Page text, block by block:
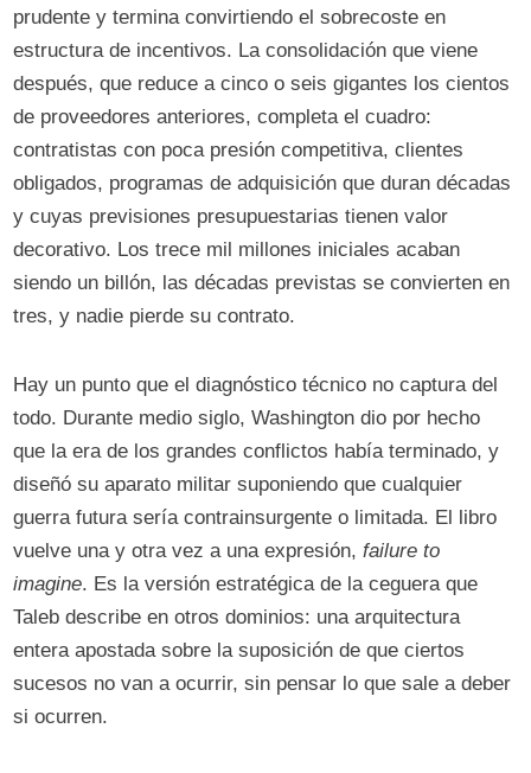
prudente y termina convirtiendo el sobrecoste en
estructura de incentivos. La consolidación que viene
después, que reduce a cinco o seis gigantes los cientos
de proveedores anteriores, completa el cuadro:
contratistas con poca presión competitiva, clientes
obligados, programas de adquisición que duran décadas
y cuyas previsiones presupuestarias tienen valor
decorativo. Los trece mil millones iniciales acaban
siendo un billón, las décadas previstas se convierten en
tres, y nadie pierde su contrato.
Hay un punto que el diagnóstico técnico no captura del
todo. Durante medio siglo, Washington dio por hecho
que la era de los grandes conflictos había terminado, y
diseñó su aparato militar suponiendo que cualquier
guerra futura sería contrainsurgente o limitada. El libro
vuelve una y otra vez a una expresión,failure to
imagine. Es la versión estratégica de la ceguera que
Taleb describe en otros dominios: una arquitectura
entera apostada sobre la suposición de que ciertos
sucesos no van a ocurrir, sin pensar lo que sale a deber
si ocurren.